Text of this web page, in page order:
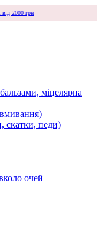
від 2000 грн
міцелярна
скатки, педи)
очей